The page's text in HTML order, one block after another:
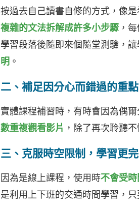
按過去自己讀書自修的方式，像
複雜的文法拆解成許多小步驟 ，
學習段落後隨即來個隨堂測驗，
明 。
二、補足因分心而錯過的重點
實體課程補習時，有時會因為偶
數重複觀看影片 ，除了再次聆聽
三、克服時空限制，學習更
因為是線上課程，使用時不會受
是利用上下班的交通時間學習，